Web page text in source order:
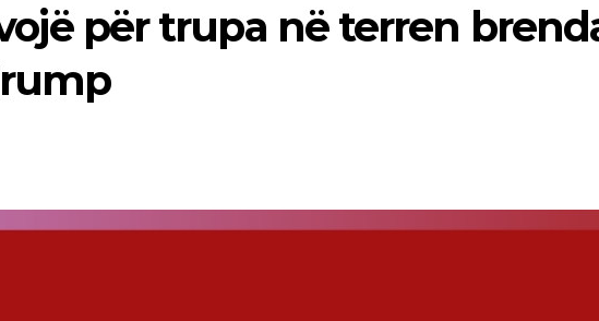
për trupa në terren